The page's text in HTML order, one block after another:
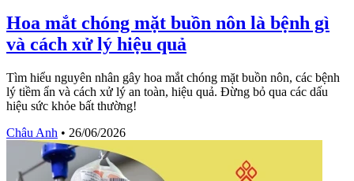
Hoa mắt chóng mặt buồn nôn là bệnh gì
và cách xử lý hiệu quả
Tìm hiểu nguyên nhân gây hoa mắt chóng mặt buồn nôn, các bệnh
lý tiềm ẩn và cách xử lý an toàn, hiệu quả. Đừng bỏ qua các dấu
hiệu sức khỏe bất thường!
Châu Anh • 26/06/2026